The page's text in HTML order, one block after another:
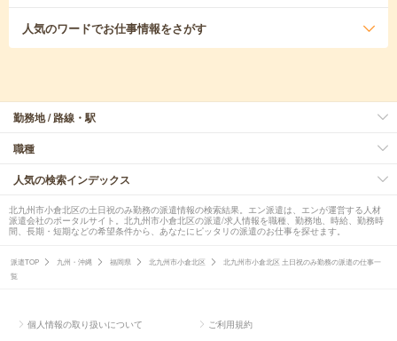
人気のワードでお仕事情報をさがす
勤務地 / 路線・駅
職種
人気の検索インデックス
北九州市小倉北区の土日祝のみ勤務の派遣情報の検索結果。エン派遣は、エンが運営する人材
派遣会社のポータルサイト。北九州市小倉北区の派遣/求人情報を職種、勤務地、時給、勤務時
間、長期・短期などの希望条件から、あなたにピッタリの派遣のお仕事を探せます。
派遣TOP 九州・沖縄 福岡県 北九州市小倉北区
北九州市小倉北区 土日祝のみ勤務の派遣の仕事一
覧
個人情報の取り扱いについて ご利用規約